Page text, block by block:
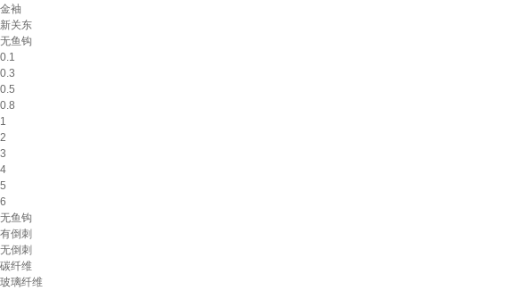
金袖
新关东
无鱼钩
0.1
0.3
0.5
0.8
1
2
3
4
5
6
无鱼钩
有倒刺
无倒刺
碳纤维
玻璃纤维